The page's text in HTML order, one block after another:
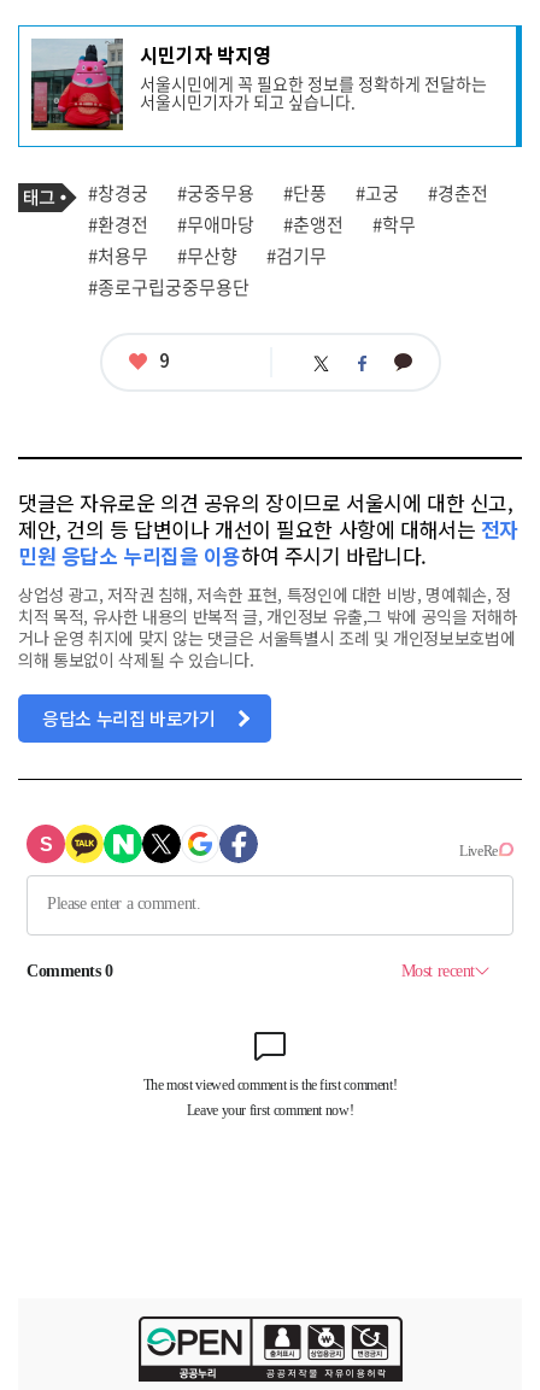
기
사
작
성
자
프
필
시민기자 박지영
서울시민에게 꼭 필요한 정보를 정확하게 전달하는
서울시민기자가 되고 싶습니다.
기
사
관
련
태
그
태
그
#창경궁 #궁중무용 #단풍 #고궁
#경춘전
#환경전
#무애마당 #춘앵전
#학무
#처용무
#무산향
#검기무
#종로구립궁중무용단
좋
9 트 페 카
댓글은 자유로운 의견 공유의 장이므로 서울시에 대한 신고,
제안, 건의 등 답변이나 개선이 필요한 사항에 대해서는 전자
민원 응답소 누리집을 이용하여 주시기 바랍니다.
상업성 광고, 저작권 침해, 저속한 표현, 특정인에 대한 비방, 명예훼손, 정
치적 목적, 유사한 내용의 반복적 글, 개인정보 유출,그 밖에 공익을 저해하
거나 운영 취지에 맞지 않는 댓글은 서울특별시 조례 및 개인정보보호법에
의해 통보없이 삭제될 수 있습니다.
응답소 누리집 바로가기